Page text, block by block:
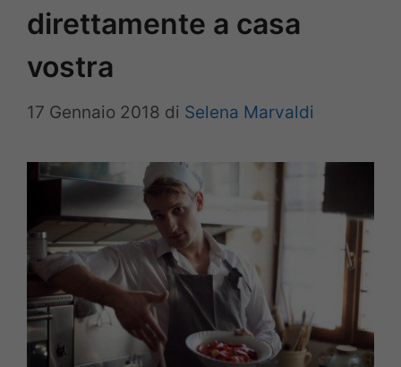
direttamente a casa
vostra
17 Gennaio 2018 di Selena Marvaldi